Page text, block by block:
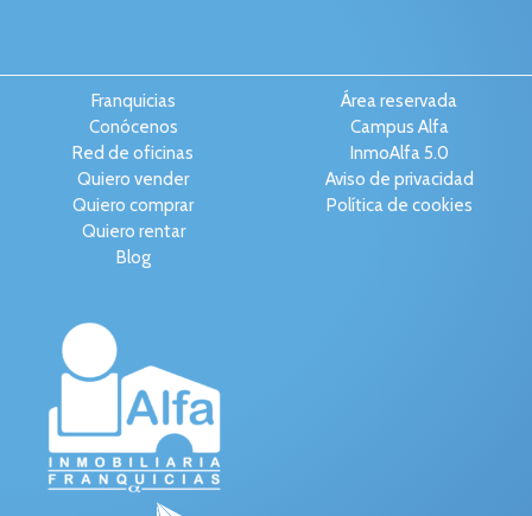
Franquicias
Conócenos
Red de oficinas
Quiero vender
Quiero comprar
Quiero rentar
Blog
Área reservada
Campus Alfa
InmoAlfa 5.0
Aviso de privacidad
Política de cookies